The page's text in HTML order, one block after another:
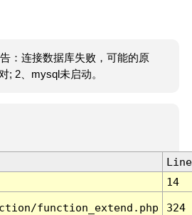
：连接数据库失败，可能的原
; 2、mysql未启动。
Line
14
function_extend.php 324